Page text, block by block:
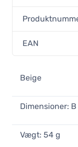
EAN
Beige
Dimensioner:
Vægt: 54 g